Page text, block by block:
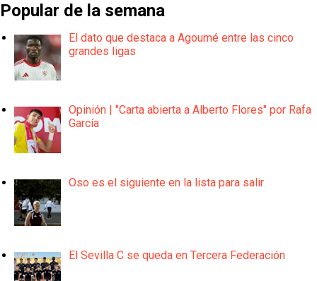
Popular de la semana
El dato que destaca a Agoumé entre las cinco
grandes ligas
Opinión | "Carta abierta a Alberto Flores" por Rafa
García
Oso es el siguiente en la lista para salir
El Sevilla C se queda en Tercera Federación